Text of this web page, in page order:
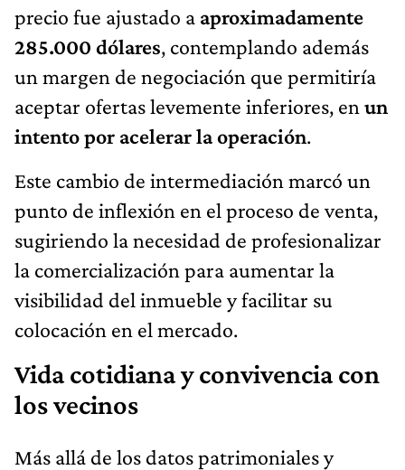
precio fue ajustado a aproximadamente
285.000 dólares, contemplando además
un margen de negociación que permitiría
aceptar ofertas levemente inferiores, en un
intento por acelerar la operación.
Este cambio de intermediación marcó un
punto de inflexión en el proceso de venta,
sugiriendo la necesidad de profesionalizar
la comercialización para aumentar la
visibilidad del inmueble y facilitar su
colocación en el mercado.
Vida cotidiana y convivencia con
los vecinos
Más allá de los datos patrimoniales y